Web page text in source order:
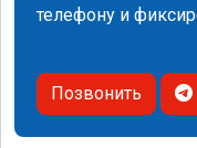
телефону и
Позвонить